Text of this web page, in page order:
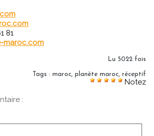
81
maroc.com
Lu 5022 fois
Tags : maroc planète maroc réceptif
Notez
: